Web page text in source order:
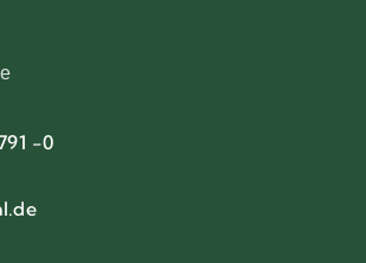
-0